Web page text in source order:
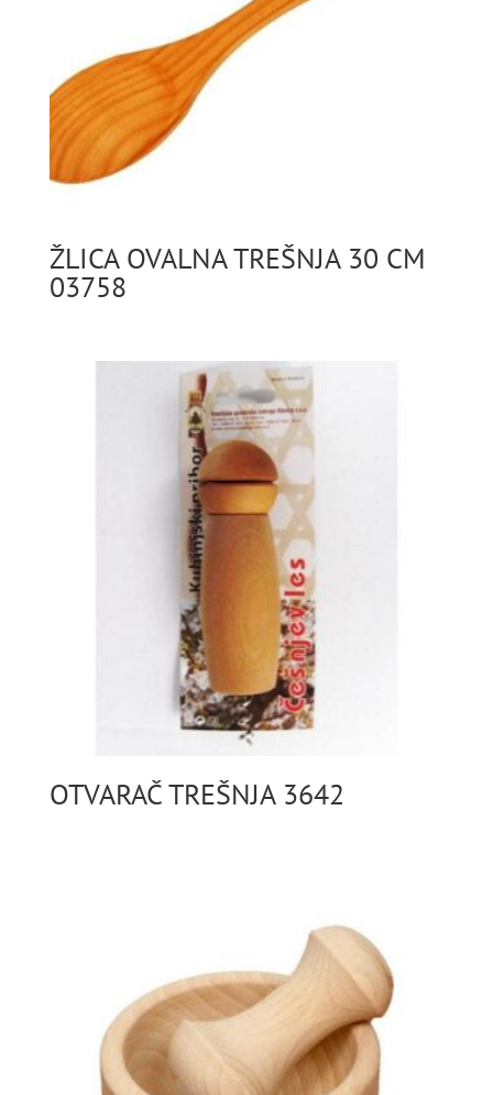
ŽLICA OVALNA TREŠNJA 30 CM
03758
OTVARAČ TREŠNJA 3642